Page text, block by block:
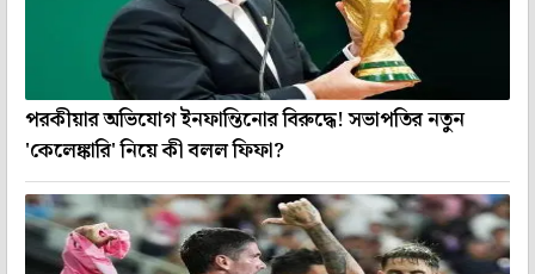
পরকীয়ার অভিযোগ ইনফান্তিনোর বিরুদ্ধে! সভাপতির নতুন
'কেলেঙ্কারি' নিয়ে কী বলল ফিফা?